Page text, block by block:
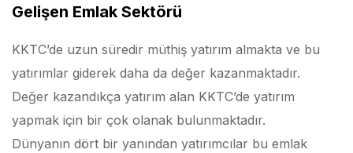
Gelişen Emlak Sektörü
KKTC’de uzun süredir müthiş yatırım almakta ve bu
yatırımlar giderek daha da değer kazanmaktadır.
Değer kazandıkça yatırım alan KKTC’de yatırım
yapmak için bir çok olanak bulunmaktadır.
Dünyanın dört bir yanından yatırımcılar bu emlak